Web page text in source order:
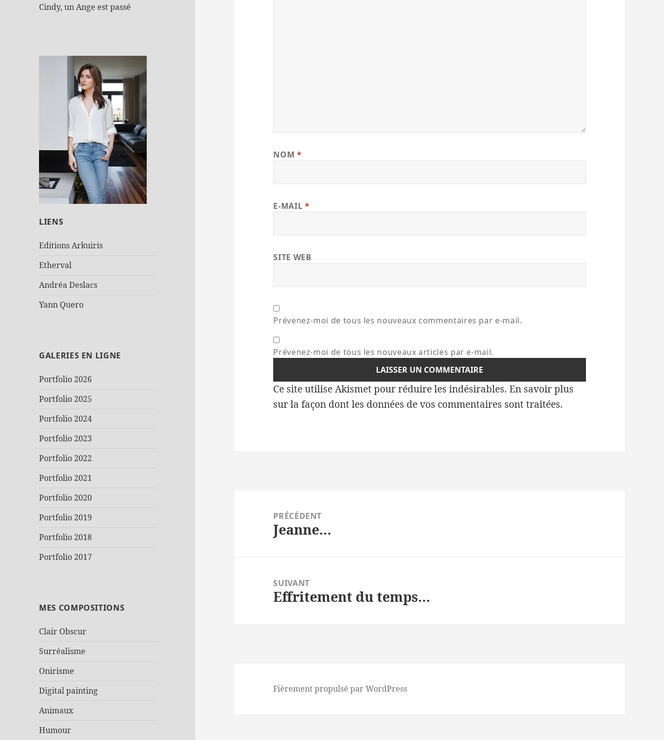
Cindy, un Ange est passé
LIENS
Editions Arkuiris
Etherval
Andréa Deslacs
Yann Quero
GALERIES EN LIGNE
Portfolio 2026
Portfolio 2025
Portfolio 2024
Portfolio 2023
Portfolio 2022
Portfolio 2021
Portfolio 2020
Portfolio 2019
Portfolio 2018
Portfolio 2017
MES COMPOSITIONS
Clair Obscur
Surréalisme
Onirisme
Digital painting
Animaux
Humour
NOM *
E-MAIL *
SITE WEB
Prévenez-moi de tous les nouveaux commentaires par e-mail.
Prévenez-moi de tous les nouveaux articles par e-mail.
Ce site utilise Akismet pour réduire les indésirables.En savoir plus
sur la façon dont les données de vos commentaires sont traitées.
PRÉCÉDENT
Article
Jeanne…
SUIVANT
Article
Effritement du temps…
Fièrement propulsé par WordPress